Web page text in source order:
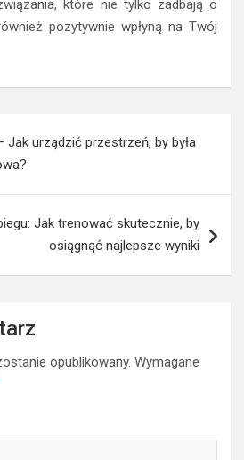
które nie tylko zadbają o
pozytywnie wpłyną na Twój
Jak urządzić przestrzeń, by była
Jak trenować skutecznie, by
osiągnąć najlepsze wyniki
opublikowany. Wymagane